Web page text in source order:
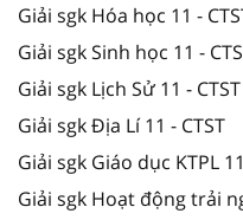
Giải sgk Hóa học 11 -
Giải sgk Sinh học 11 -
Giải sgk Lịch Sử 11 - CTST
Giải sgk Địa Lí 11 - CTST
Giải sgk Giáo dục KTPL
Giải sgk Hoạt động trải